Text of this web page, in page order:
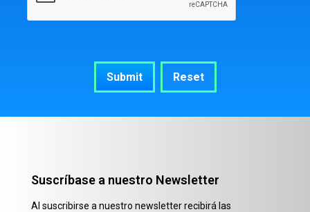
Suscríbase a nuestro Newsletter
Al suscribirse a nuestro newsletter recibirá las